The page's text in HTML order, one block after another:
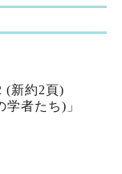
(新約2頁)
学者たち)」